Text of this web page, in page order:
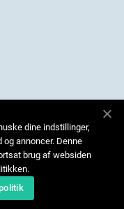
dine indstillinger,
annoncer. Denne
brug af websiden